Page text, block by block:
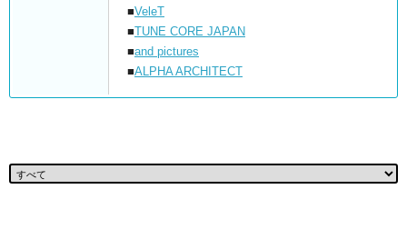
■VeleT
■TUNE CORE JAPAN
■and pictures
■ALPHA ARCHITECT